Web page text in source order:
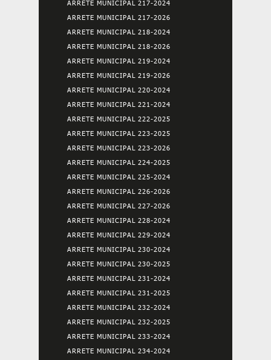
ARRETE MUNICIPAL 217-2024
ARRETE MUNICIPAL 217-2026
ARRETE MUNICIPAL 218-2024
ARRETE MUNICIPAL 218-2026
ARRETE MUNICIPAL 219-2024
ARRETE MUNICIPAL 219-2026
ARRETE MUNICIPAL 220-2024
ARRETE MUNICIPAL 221-2024
ARRETE MUNICIPAL 222-2025
ARRETE MUNICIPAL 223-2025
ARRETE MUNICIPAL 223-2026
ARRETE MUNICIPAL 224-2025
ARRETE MUNICIPAL 225-2024
ARRETE MUNICIPAL 226-2026
ARRETE MUNICIPAL 227-2026
ARRETE MUNICIPAL 228-2024
ARRETE MUNICIPAL 229-2024
ARRETE MUNICIPAL 230-2024
ARRETE MUNICIPAL 230-2025
ARRETE MUNICIPAL 231-2024
ARRETE MUNICIPAL 231-2025
ARRETE MUNICIPAL 232-2024
ARRETE MUNICIPAL 232-2025
ARRETE MUNICIPAL 233-2024
ARRETE MUNICIPAL 234-2024